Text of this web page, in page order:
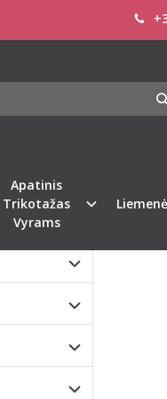
Apatinis
Trikotažas
Vyrams
PGL